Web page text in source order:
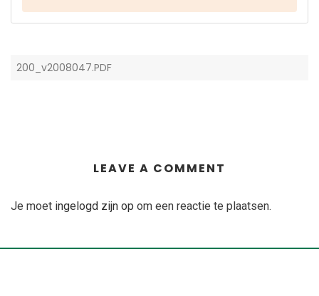
200_v2008047.PDF
LEAVE A COMMENT
Je moet ingelogd zijn op om een reactie te plaatsen.